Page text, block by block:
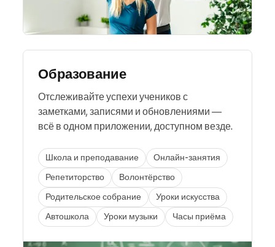
Образование
Отслеживайте успехи учеников с
заметками, записями и обновлениями —
всё в одном приложении, доступном везде.
Школа и преподавание
Онлайн-занятия
Репетиторство
Волонтёрство
Родительское собрание
Уроки искусства
Автошкола
Уроки музыки Часы приёма